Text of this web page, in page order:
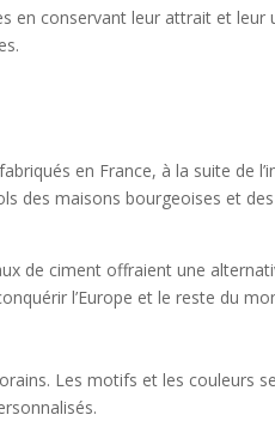
en conservant leur attrait et leur
en France, à la suite de
des maisons bourgeoises et
de ciment offraient une
l’Europe et le reste du
Les motifs et les couleurs